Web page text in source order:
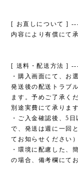
[ お直しについて ]
内容により有償にて
[ 送料・配送方法 ]
・購入画面にて、お
発送後の配送トラブ
ます。予めご了承く
別途実費にて承りま
・ご入金確認後、5
で、発送は週に一回
てお知らせください）
・環境に配慮した、
の場合、備考欄にて